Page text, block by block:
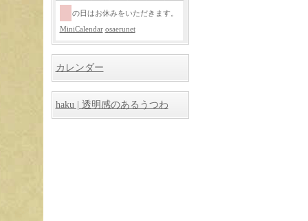
の日はお休みをいただきます。
MiniCalendar osaerunet
カレンダー
haku | 透明感のあるうつわ